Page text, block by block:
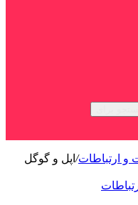
و ارتباطات/ اپل و گوگل